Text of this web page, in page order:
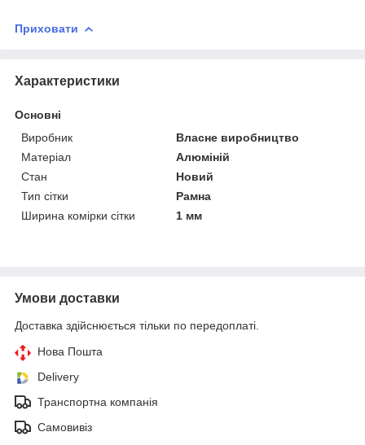
Приховати
Характеристики
Основні
Виробник
Власне виробництво
Матеріал
Алюміній
Стан
Новий
Тип сітки
Рамна
Ширина комірки сітки
1 мм
Умови доставки
Доставка здійснюється тільки по передоплаті.
Нова Пошта
Delivery
Транспортна компанія
Самовивіз